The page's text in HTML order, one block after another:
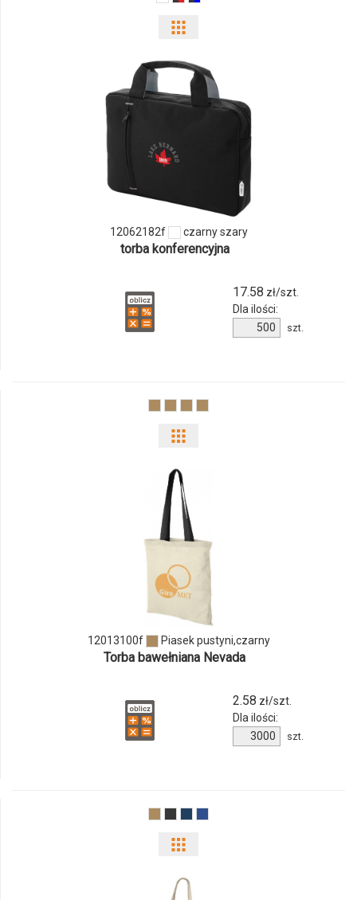
odmiany
i
12062182f
12062182f czarny szary
torba konferencyjna
17.58 zł/szt.
Dla ilości:
produktu
szt.
i
ilości
produktu
12013100f
12013100f Piasek pustyni,czarny
Torba bawełniana Nevada
2.58 zł/szt.
Dla ilości:
Ilość
produktu
szt.
odmiany